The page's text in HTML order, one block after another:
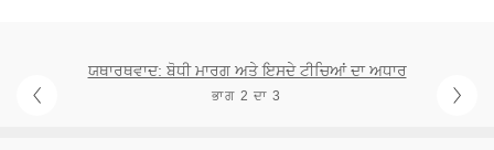
ਯਥਾਰਥਵਾਦ: ਬੋਧੀ ਮਾਰਗ ਅਤੇ ਇਸਦੇ ਟੀਚਿਆਂ ਦਾ ਅਧਾਰ
ਭਾਗ 2 ਦਾ 3